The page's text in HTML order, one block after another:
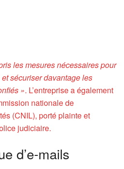
les mesures nécessaires pour
sécuriser davantage les
». L’entreprise a également
nationale de
(CNIL), porté plainte et
judiciaire.
d’e-mails